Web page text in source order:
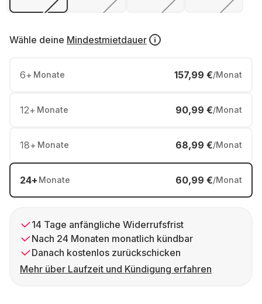
Wähle deine Mindestmietdauer
6+ Monate 157,99 €/Monat
12+ Monate 90,99 €/Monat
18+ Monate 68,99 €/Monat
24+ Monate 60,99 €/Monat
14 Tage anfängliche Widerrufsfrist
Nach 24 Monaten monatlich kündbar
Danach kostenlos zurückschicken
Mehr über Laufzeit und Kündigung erfahren